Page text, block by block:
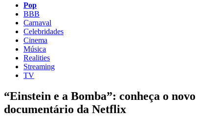
Pop
BBB
Carnaval
Celebridades
Cinema
Música
Realities
Streaming
TV
“Einstein e a Bomba”: conheça o novo
documentário da Netflix